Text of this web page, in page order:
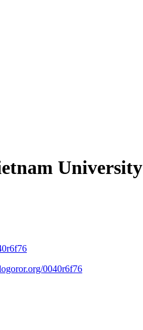
University
ror.org/0040r6f76